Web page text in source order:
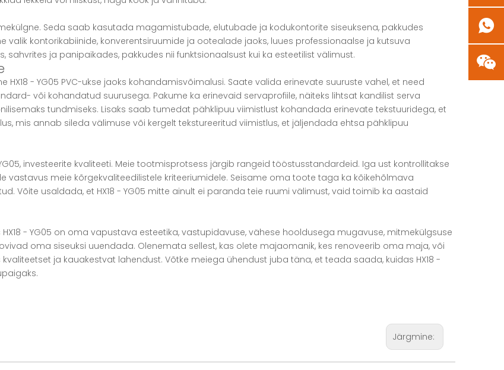
Seda saab kasutada magamistubade, elutubade ja kodukontorite siseuksena, pakkudes
valik kontorikabiinide, konverentsiruumide ja ootealade jaoks, luues professionaalse ja kutsuva
sahvrites ja panipaikades, pakkudes nii funktsionaalsust kui ka esteetilist välimust.
- YG05 PVC-ukse jaoks kohandamisvõimalusi. Saate valida erinevate suuruste vahel, et need
või kohandatud suurusega. Pakume ka erinevaid servaprofiile, näiteks lihtsat kandilist serva
tundmiseks. Lisaks saab tumedat pähklipuu viimistlust kohandada erinevate tekstuuridega, et
mis annab sileda välimuse või kergelt tekstureeritud viimistlus, et jäljendada ehtsa pähklipuu
investeerite kvaliteeti. Meie tootmisprotsess järgib rangeid tööstusstandardeid. Iga ust kontrollitakse
vastavus meie kõrgekvaliteedilistele kriteeriumidele. Seisame oma toote taga ka kõikehõlmava
Võite usaldada, et HX18 - YG05 mitte ainult ei paranda teie ruumi välimust, vaid toimib ka aastaid
- YG05 on oma vapustava esteetika, vastupidavuse, vähese hooldusega mugavuse, mitmekülgsuse
oma siseuksi uuendada. Olenemata sellest, kas olete majaomanik, kes renoveerib oma maja, või
ja kauakestvat lahendust. Võtke meiega ühendust juba täna, et teada saada, kuidas HX18 -
Järgmine: